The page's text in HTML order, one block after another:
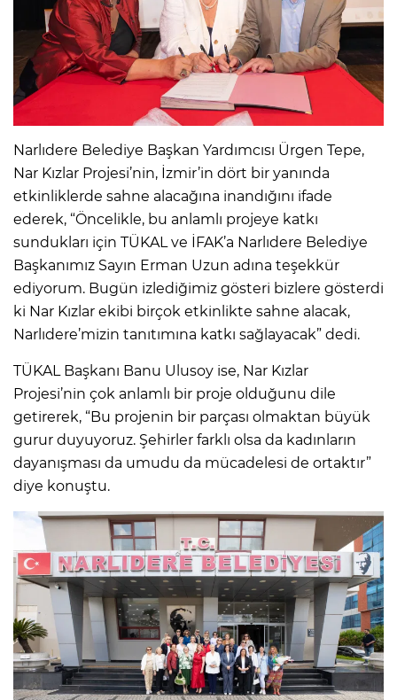
Narlıdere Belediye Başkan Yardımcısı Ürgen Tepe,
Nar Kızlar Projesi’nin, İzmir’in dört bir yanında
etkinliklerde sahne alacağına inandığını ifade
ederek, “Öncelikle, bu anlamlı projeye katkı
sundukları için TÜKAL ve İFAK’a Narlıdere Belediye
Başkanımız Sayın Erman Uzun adına teşekkür
ediyorum. Bugün izlediğimiz gösteri bizlere gösterdi
ki Nar Kızlar ekibi birçok etkinlikte sahne alacak,
Narlıdere’mizin tanıtımına katkı sağlayacak” dedi.
TÜKAL Başkanı Banu Ulusoy ise, Nar Kızlar
Projesi’nin çok anlamlı bir proje olduğunu dile
getirerek, “Bu projenin bir parçası olmaktan büyük
gurur duyuyoruz. Şehirler farklı olsa da kadınların
dayanışması da umudu da mücadelesi de ortaktır”
diye konuştu.